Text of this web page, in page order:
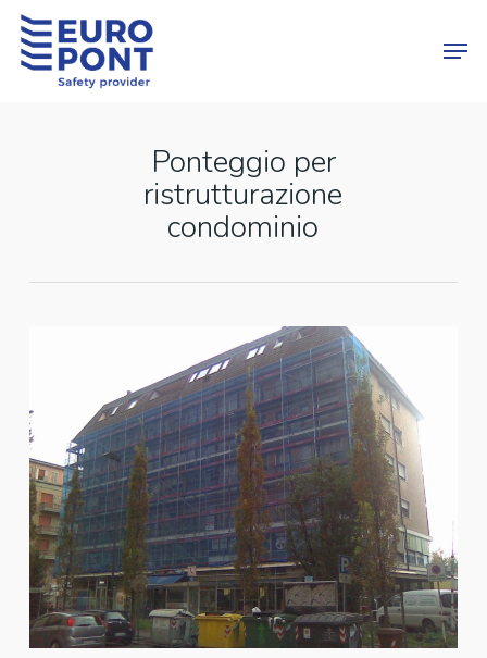
Skip
Ponteggio per
ristrutturazione
condominio